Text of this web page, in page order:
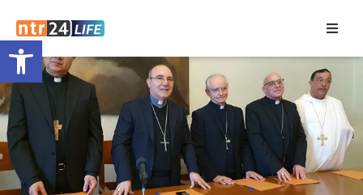
Open toolbar
Home
Eventi
Contatti